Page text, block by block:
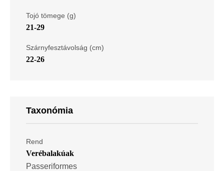
Tojó tömege (g)
21-29
Szárnyfesztávolság (cm)
22-26
Taxonómia
Rend
Verébalakúak
Passeriformes